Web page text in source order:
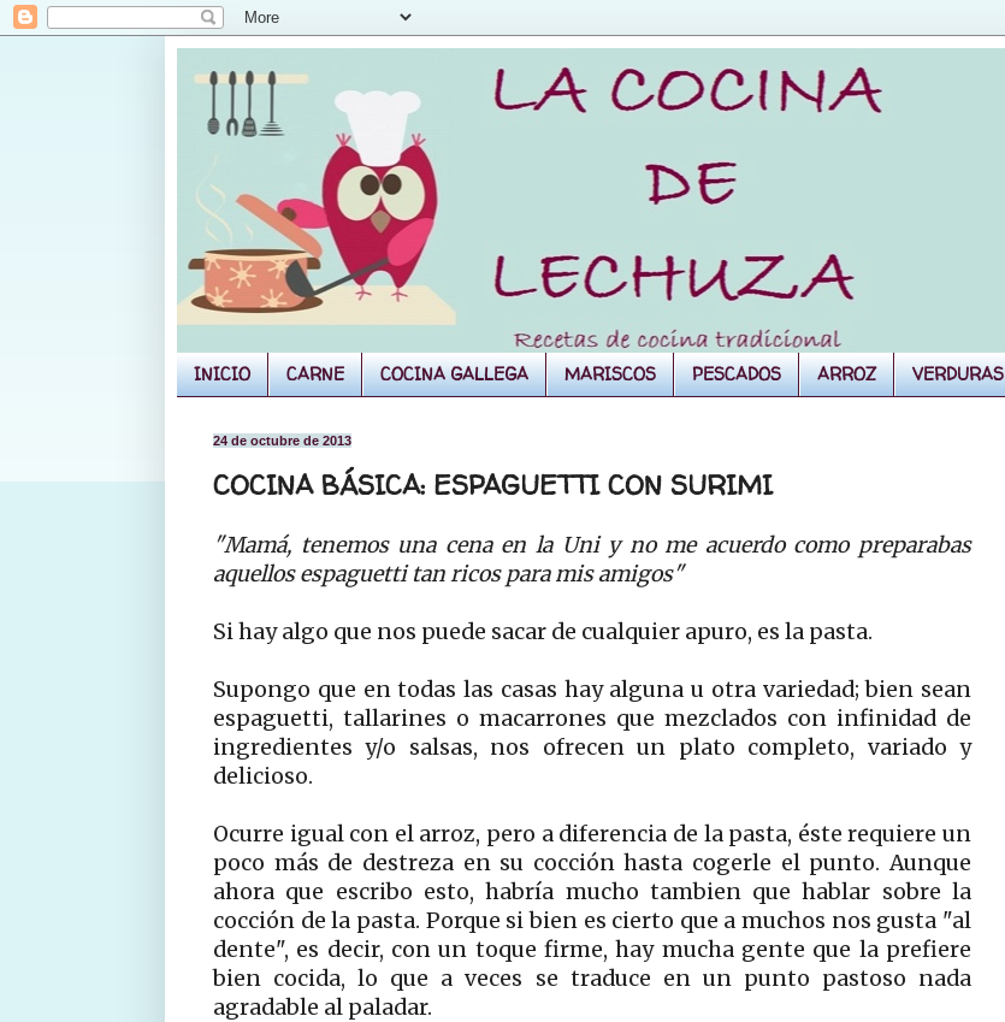
INICIO CARNE COCINA GALLEGA MARISCOS PESCADOS ARROZ VERDURAS
24 de octubre de 2013
COCINA BÁSICA: ESPAGUETTI CON SURIMI
"Mamá, tenemos una cena en la Uni y no me acuerdo como preparabas
aquellos espaguetti tan ricos para mis amigos"
Si hay algo que nos puede sacar de cualquier apuro, es la pasta.
Supongo que en todas las casas hay alguna u otra variedad; bien sean
espaguetti, tallarines o macarrones que mezclados con infinidad de
ingredientes y/o salsas, nos ofrecen un plato completo, variado y
delicioso.
Ocurre igual con el arroz, pero a diferencia de la pasta, éste requiere un
poco más de destreza en su cocción hasta cogerle el punto. Aunque
ahora que escribo esto, habría mucho tambien que hablar sobre la
cocción de la pasta. Porque si bien es cierto que a muchos nos gusta "al
dente", es decir, con un toque firme, hay mucha gente que la prefiere
bien cocida, lo que a veces se traduce en un punto pastoso nada
agradable al paladar.